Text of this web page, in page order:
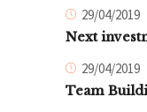
29/04/2019
Next
29/04/2019
Team